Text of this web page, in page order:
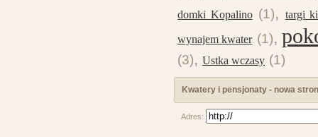
domki Kopalino (1), targi
wynajem kwater (1),
(3), Ustka wczasy (1)
Kwatery i pensjonaty - nowa
Adres: